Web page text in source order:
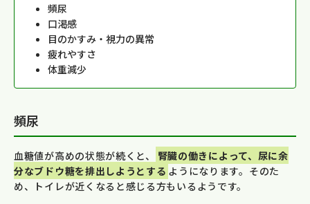
頻尿
口渇感
目のかすみ・視力の異常
疲れやすさ
体重減少
頻尿
血糖値が高めの状態が続くと、
腎臓の働きによって、尿に余
分なブドウ糖を排出しようとする ようになります。そのた
め、トイレが近くなると感じる方もいるようです。